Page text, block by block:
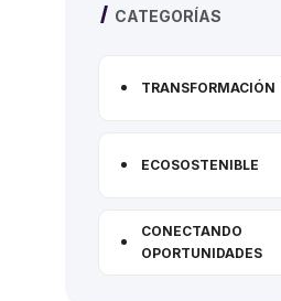
CATEGORÍAS
TRANSFORMACIÓN
ECOSOSTENIBLE
CONECTANDO
OPORTUNIDADES